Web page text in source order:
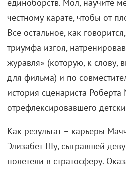
триумфа изгоя,
журавля» (которую, к слову,
для фильма) и по
история сценариста
отрефлексировавшего
Как результат – карьеры
Элизабет Шу, сыгравшей
Брюс Ли, Жан-Клод Ван
быть амбассадорами
тем не менее популярного